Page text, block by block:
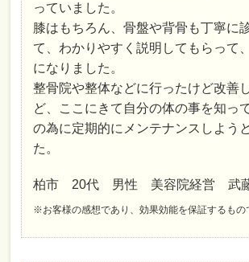
っていました。
膝はもちろん、骨盤や背骨も丁寧に
て、わかりやすく説明してもらって
になりました。
整骨院や整体などに行ったけど改善
ど、ここにきて自分の体の事を知っ
の為に定期的にメンテナンスしよう
た。
柏市 20代 男性 美容院経営 武
※お客様の感想であり、効果効能を保証するもの